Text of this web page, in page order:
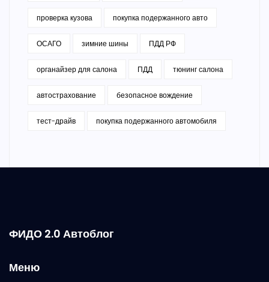
проверка кузова покупка подержанного авто
ОСАГО зимние шины ПДД РФ
органайзер для салона ПДД тюнинг салона
автострахование безопасное вождение
тест-драйв покупка подержанного автомобиля
ФИДО 2.0 Автоблог
Меню